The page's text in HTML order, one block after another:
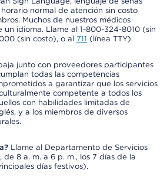
normal de atención sin costo
Muchos de nuestros médicos
idioma. Llame al 1-800-324-8010 (sin
(sin costo), o al 711 (línea TTY).
junto con proveedores participantes
todas las competencias
a garantizar que los servicios
competente a todos los
con habilidades limitadas de
y a los miembros de diversos
Llame al Departamento de Servicios
de 8 a. m. a 6 p. m., los 7 días de la
días festivos).